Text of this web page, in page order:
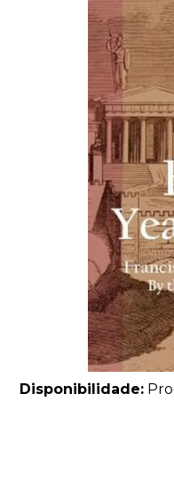
Disponibilidade: